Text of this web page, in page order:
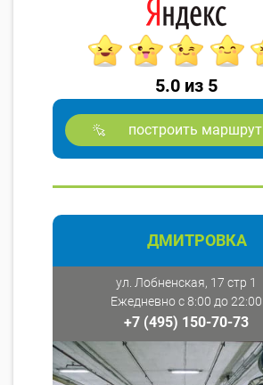
5.0 из 5
построить маршрут
ДМИТРОВКА
ул. Лобненская, 17 стр 1
Ежедневно с 8:00 до 22:00
+7 (495) 150-70-73